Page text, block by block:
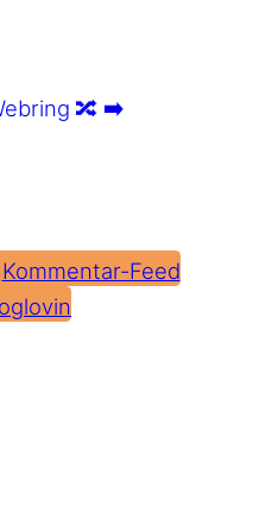
🔀 ➡️
Kommentar-Feed